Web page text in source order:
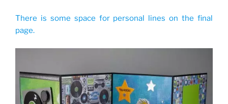
There is some space for personal lines on the final
page.